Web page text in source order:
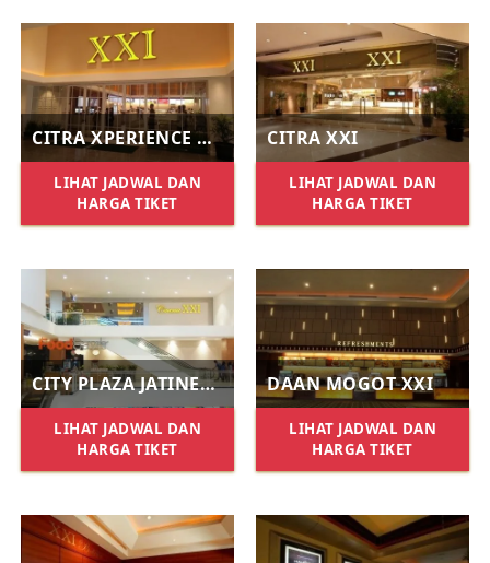
CITRA XPERIENCE XXI
LIHAT JADWAL DAN
HARGA TIKET
CITRA XXI
LIHAT JADWAL DAN
HARGA TIKET
CITY PLAZA JATINEGARA XXI
LIHAT JADWAL DAN
HARGA TIKET
DAAN MOGOT XXI
LIHAT JADWAL DAN
HARGA TIKET